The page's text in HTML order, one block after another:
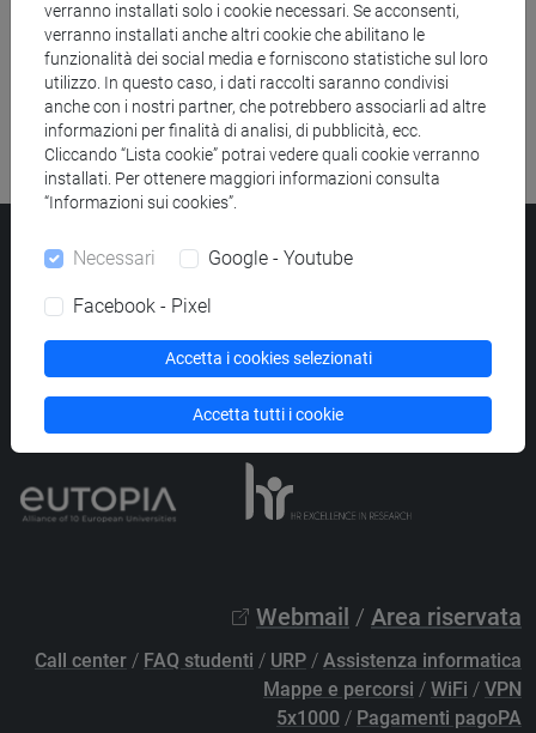
Ricerca pubblicazioni
Ricerca risorse bibliografiche
Università Ca’ Foscari
Dorsoduro 3246, 30123 Venezia
PECprotocollo@pec.unive.it
Privacy/Cookies/Credits e note legali
Elenco siti tematici
Webmail / Area riservata
Call center / FAQ studenti / URP / Assistenza informatica
Mappe e percorsi / WiFi / VPN
5x1000 / Pagamenti pagoPA
verranno installati solo i cookie necessari. Se acconsenti,
verranno installati anche altri cookie che abilitano le
funzionalità dei social media e forniscono statistiche sul loro
utilizzo. In questo caso, i dati raccolti saranno condivisi
anche con i nostri partner, che potrebbero associarli ad altre
informazioni per finalità di analisi, di pubblicità, ecc.
Cliccando “Lista cookie” potrai vedere quali cookie verranno
installati. Per ottenere maggiori informazioni consulta
“Informazioni sui cookies”.
Necessari Google - Youtube
Facebook - Pixel
Accetta i cookies selezionati
Accetta tutti i cookie